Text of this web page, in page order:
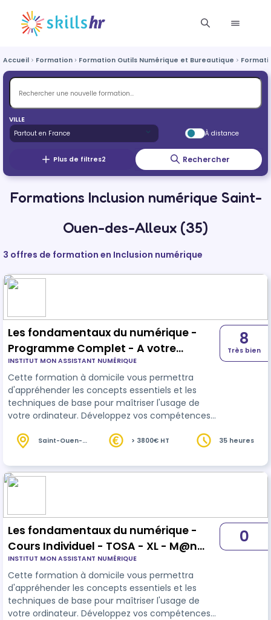
Accueil Formation Formation Outils Numérique et Bureautique
VILLE
À distance
Plus de filtres2 Rechercher
Formations Inclusion numérique Saint-
Ouen-des-Alleux (35)
3 offres de formation en Inclusion numérique
Les fondamentaux du numérique -
Programme Complet - A votre
domicile - M@n Fougères - Vallée du
Couesnon
INSTITUT MON ASSISTANT NUMÉRIQUE
Cette formation à domicile vous permettra
d'appréhender les concepts essentiels et les
techniques de base pour maîtriser l'usage de
votre ordinateur. Développez vos compétences
professionnelle et citoyenne
8
Très bien
Saint-Ouen-
> 3800€ HT 35 heures
Les fondamentaux du numérique -
Cours Individuel - TOSA - XL - M@n
Vannes
INSTITUT MON ASSISTANT NUMÉRIQUE
Cette formation à domicile vous permettra
d'appréhender les concepts essentiels et les
techniques de base pour maîtriser l'usage de
votre ordinateur. Développez vos compétences
0